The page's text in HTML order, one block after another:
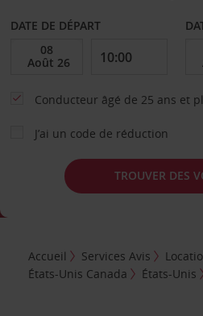
DATE DE DÉPART
Conducteur âgé de 25 ans et
J’ai un code de réduction
TROUVER DES
Accueil Services Avis
États-Unis Canada
États-Unis